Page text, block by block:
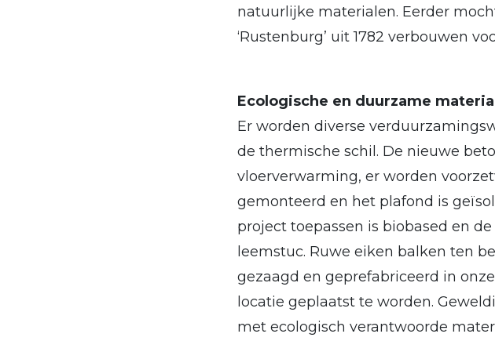
natuurlijke materialen. Eerder
‘Rustenburg’ uit 1782 verbouwen
Ecologische en duurzame
Er worden diverse
de thermische schil. De nieuwe
vloerverwarming, er worden
gemonteerd en het plafond is
project toepassen is biobased en
leemstuc. Ruwe eiken balken ten
gezaagd en geprefabriceerd in
locatie geplaatst te worden.
met ecologisch verantwoorde